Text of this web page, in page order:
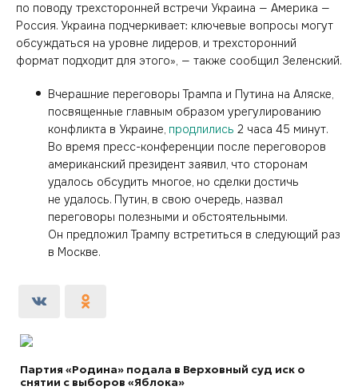
по поводу трехсторонней встречи Украина — Америка —
Россия. Украина подчеркивает: ключевые вопросы могут
обсуждаться на уровне лидеров, и трехсторонний
формат подходит для этого», — также сообщил Зеленский.
Вчерашние переговоры Трампа и Путина на Аляске,
посвященные главным образом урегулированию
конфликта в Украине, продлились 2 часа 45 минут.
Во время пресс-конференции после переговоров
американский президент заявил, что сторонам
удалось обсудить многое, но сделки достичь
не удалось. Путин, в свою очередь, назвал
переговоры полезными и обстоятельными.
Он предложил Трампу встретиться в следующий раз
в Москве.
Партия «Родина» подала в Верховный суд иск о
снятии с выборов «Яблока»